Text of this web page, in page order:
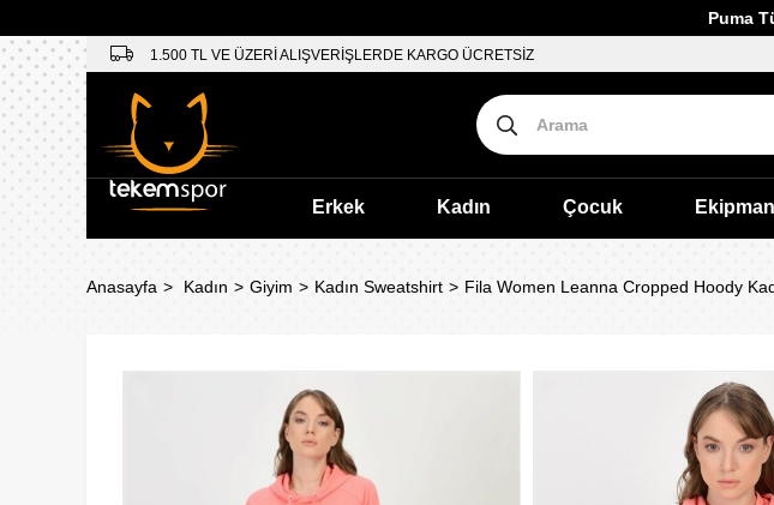
Puma
1.500 TL VE ÜZERİ ALIŞVERİŞLERDE KARGO ÜCRETSİZ
Erkek Kadın Çocuk Ekipman
Anasayfa Kadın Giyim Kadın Sweatshirt Fila Women Leanna Cropped Hoody